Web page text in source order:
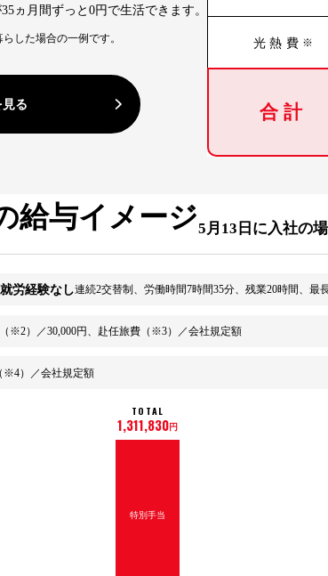
ヵ月間ずっと0円で生活できます。
した場合の一例です。
る
光熱費 ※
合計
給与イメージ5月13日に入社の
労経験なし連続2交替制、労働時間7時間35分、残業20時間、最
※2）／30,000円、赴任旅費（※3）／会社規定額
※4）／会社規定額
TOTAL
1,311,830円
特別手当